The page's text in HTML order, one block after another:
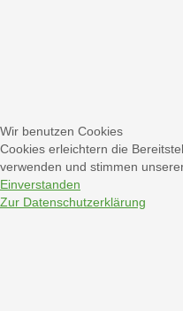
Wir benutzen Cookies
Cookies erleichtern die
verwenden und stimmen
Einverstanden
Zur Datenschutzerklärung